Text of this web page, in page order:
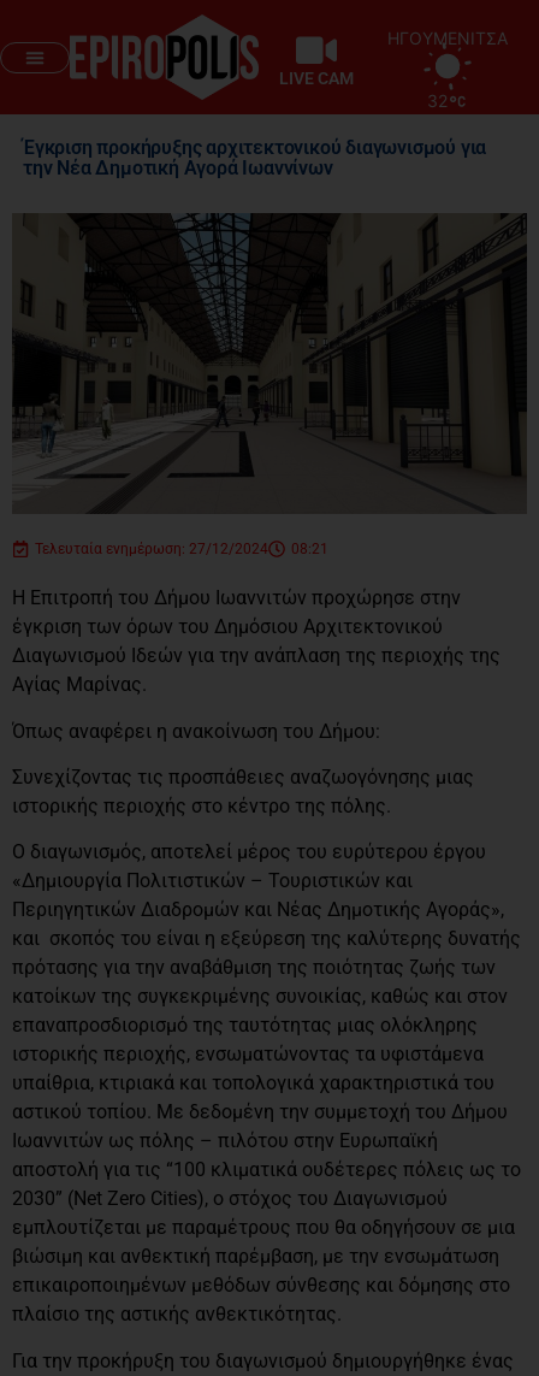
LIVE CAM
ΗΓΟΥΜΕΝΙΤΣΑ
32
Έγκριση προκήρυξης αρχιτεκτονικού διαγωνισμού για
την Νέα Δημοτική Αγορά Ιωαννίνων
Τελευταία ενημέρωση: 27/12/2024 08:21
Η Επιτροπή του Δήμου Ιωαννιτών προχώρησε στην
έγκριση των όρων του Δημόσιου Αρχιτεκτονικού
Διαγωνισμού Ιδεών για την ανάπλαση της περιοχής της
Αγίας Μαρίνας.
Όπως αναφέρει η ανακοίνωση του Δήμου:
Συνεχίζοντας τις προσπάθειες αναζωογόνησης μιας
ιστορικής περιοχής στο κέντρο της πόλης.
Ο διαγωνισμός, αποτελεί μέρος του ευρύτερου έργου
«Δημιουργία Πολιτιστικών – Τουριστικών και
Περιηγητικών Διαδρομών και Νέας Δημοτικής Αγοράς»,
και σκοπός του είναι η εξεύρεση της καλύτερης δυνατής
πρότασης για την αναβάθμιση της ποιότητας ζωής των
κατοίκων της συγκεκριμένης συνοικίας, καθώς και στον
επαναπροσδιορισμό της ταυτότητας μιας ολόκληρης
ιστορικής περιοχής, ενσωματώνοντας τα υφιστάμενα
υπαίθρια, κτιριακά και τοπολογικά χαρακτηριστικά του
αστικού τοπίου. Με δεδομένη την συμμετοχή του Δήμου
Ιωαννιτών ως πόλης – πιλότου στην Ευρωπαϊκή
αποστολή για τις “100 κλιματικά ουδέτερες πόλεις ως το
2030” (Net Zero Cities), ο στόχος του Διαγωνισμού
εμπλουτίζεται με παραμέτρους που θα οδηγήσουν σε μια
βιώσιμη και ανθεκτική παρέμβαση, με την ενσωμάτωση
επικαιροποιημένων μεθόδων σύνθεσης και δόμησης στο
πλαίσιο της αστικής ανθεκτικότητας.
Για την προκήρυξη του διαγωνισμού δημιουργήθηκε ένας